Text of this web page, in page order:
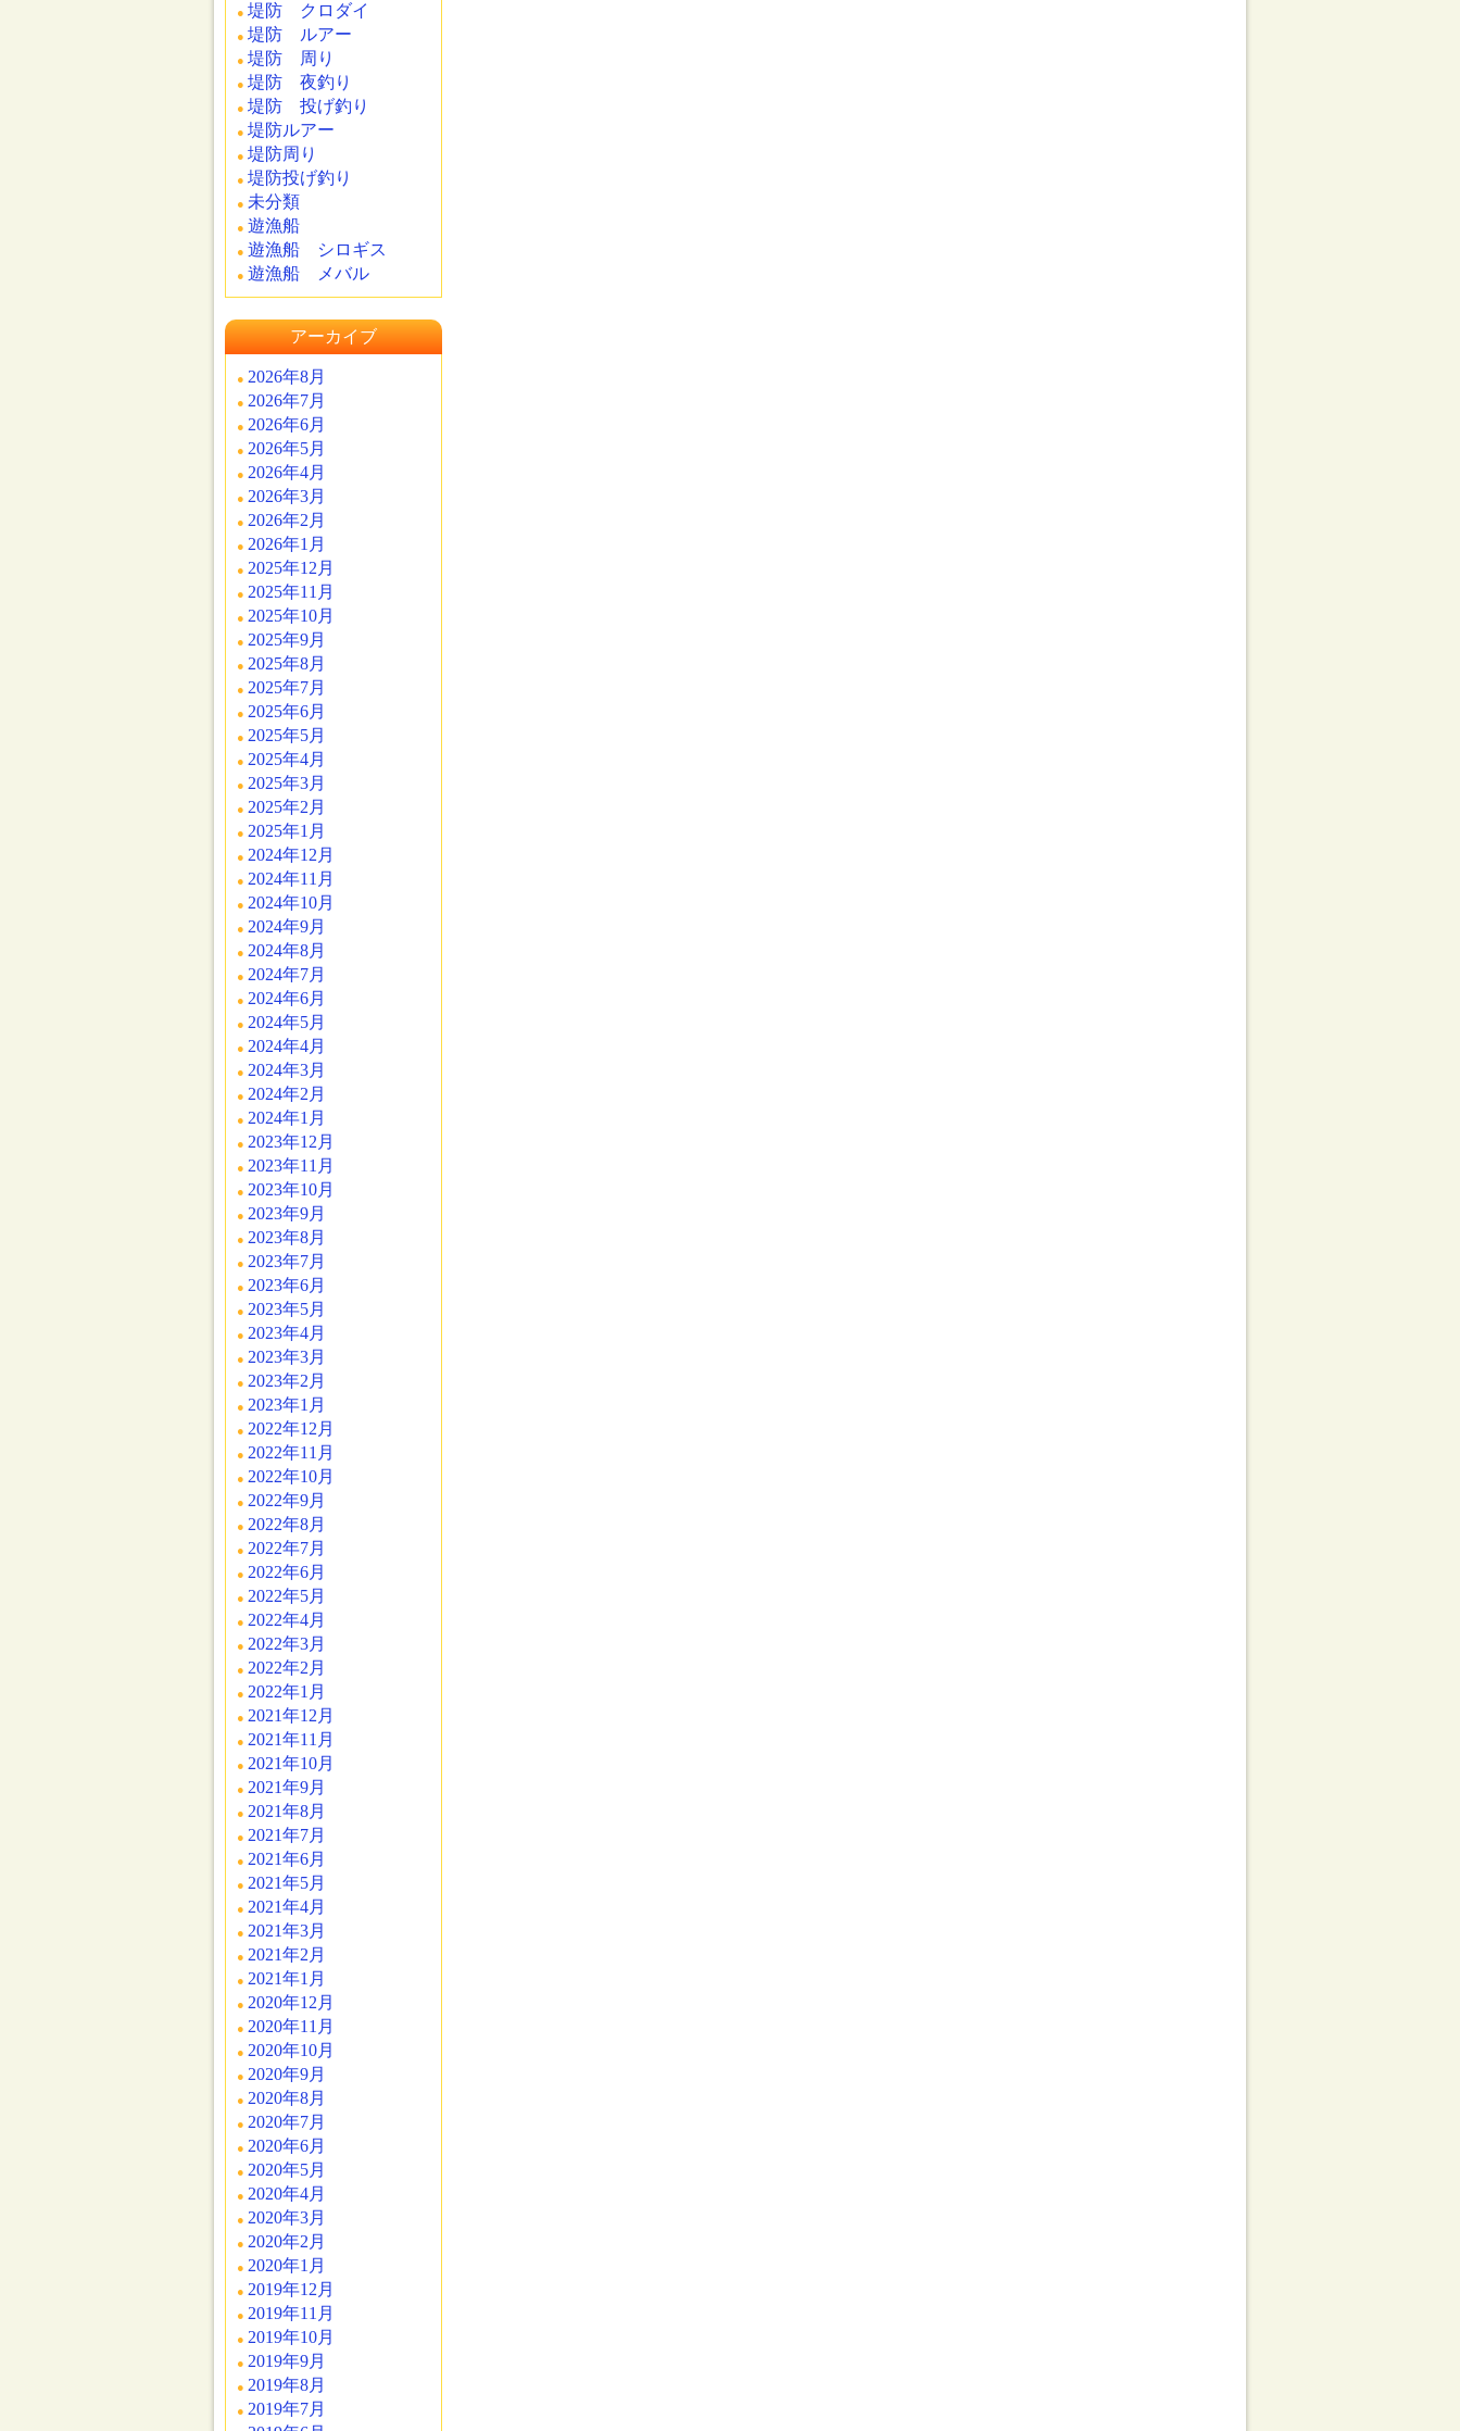
堤防 クロダイ
堤防 ルアー
堤防 周り
堤防 夜釣り
堤防 投げ釣り
堤防ルアー
堤防周り
堤防投げ釣り
未分類
遊漁船
遊漁船 シロギス
遊漁船 メバル
アーカイブ
2026年8月
2026年7月
2026年6月
2026年5月
2026年4月
2026年3月
2026年2月
2026年1月
2025年12月
2025年11月
2025年10月
2025年9月
2025年8月
2025年7月
2025年6月
2025年5月
2025年4月
2025年3月
2025年2月
2025年1月
2024年12月
2024年11月
2024年10月
2024年9月
2024年8月
2024年7月
2024年6月
2024年5月
2024年4月
2024年3月
2024年2月
2024年1月
2023年12月
2023年11月
2023年10月
2023年9月
2023年8月
2023年7月
2023年6月
2023年5月
2023年4月
2023年3月
2023年2月
2023年1月
2022年12月
2022年11月
2022年10月
2022年9月
2022年8月
2022年7月
2022年6月
2022年5月
2022年4月
2022年3月
2022年2月
2022年1月
2021年12月
2021年11月
2021年10月
2021年9月
2021年8月
2021年7月
2021年6月
2021年5月
2021年4月
2021年3月
2021年2月
2021年1月
2020年12月
2020年11月
2020年10月
2020年9月
2020年8月
2020年7月
2020年6月
2020年5月
2020年4月
2020年3月
2020年2月
2020年1月
2019年12月
2019年11月
2019年10月
2019年9月
2019年8月
2019年7月